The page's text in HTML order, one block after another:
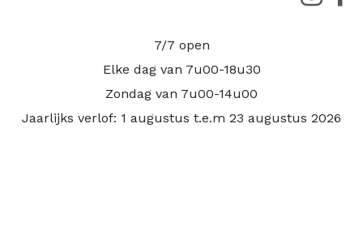
7/7 open
Elke dag van 7u00-18u30
Zondag van 7u00-14u00
Jaarlijks verlof: 1 augustus t.e.m 23 augustus 2026